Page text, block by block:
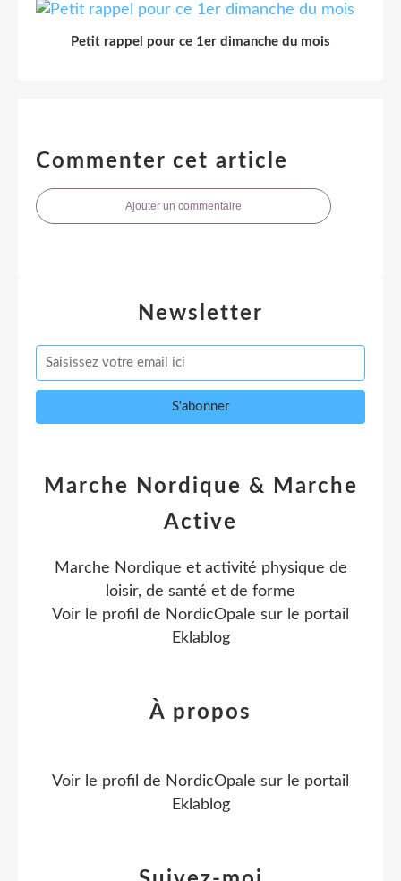
Petit rappel pour ce 1er dimanche du mois
Commenter cet article
Ajouter un commentaire
Newsletter
Marche Nordique & Marche
Active
Marche Nordique et activité physique de
loisir, de santé et de forme
Voir le profil de NordicOpale sur le portail
Eklablog
À propos
Voir le profil de NordicOpale sur le portail
Eklablog